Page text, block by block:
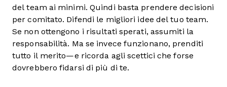
del team ai minimi. Quindi basta prendere decisioni
per comitato. Difendi le migliori idee del tuo team.
Se non ottengono i risultati sperati, assumiti la
responsabilità. Ma se invece funzionano, prenditi
tutto il merito—e ricorda agli scettici che forse
dovrebbero fidarsi di più di te.